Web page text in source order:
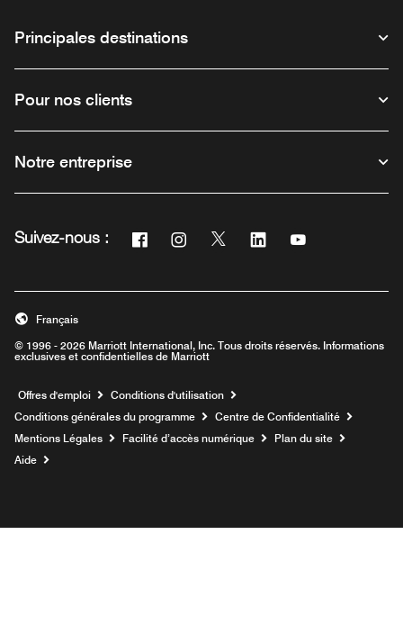
Principales destinations
Pour nos clients
Notre entreprise
Suivez-nous : Facebook
Ouvre une nouvelle fenêtre
Instagram
Ouvre une nouvelle fenêtre
Twitter
Ouvre une nouvelle fenêtre
Linkedin
Ouvre une nouvelle
Ouvre une
© 1996 - 2026 Marriott International, Inc. Tous droits réservés. Informations
exclusives et confidentielles de Marriott
Français
Offres d'emploi Ouvre une nouvelle fenêtre
Conditions d'utilisation
Conditions générales du programme
Centre de Confidentialité
Mentions Légales
Facilité d’accès numérique
Plan du site
Aide